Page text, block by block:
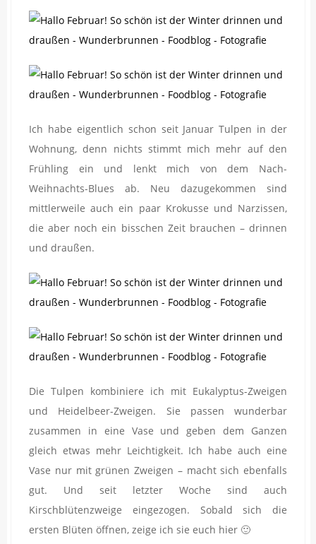
Ich habe eigentlich schon seit Januar Tulpen in der
Wohnung, denn nichts stimmt mich mehr auf den
Frühling ein und lenkt mich von dem Nach-
Weihnachts-Blues ab. Neu dazugekommen sind
mittlerweile auch ein paar Krokusse und Narzissen,
die aber noch ein bisschen Zeit brauchen – drinnen
und draußen.
Die Tulpen kombiniere ich mit Eukalyptus-Zweigen
und Heidelbeer-Zweigen. Sie passen wunderbar
zusammen in eine Vase und geben dem Ganzen
gleich etwas mehr Leichtigkeit. Ich habe auch eine
Vase nur mit grünen Zweigen – macht sich ebenfalls
gut. Und seit letzter Woche sind auch
Kirschblütenzweige eingezogen. Sobald sich die
ersten Blüten öffnen, zeige ich sie euch hier 🙂